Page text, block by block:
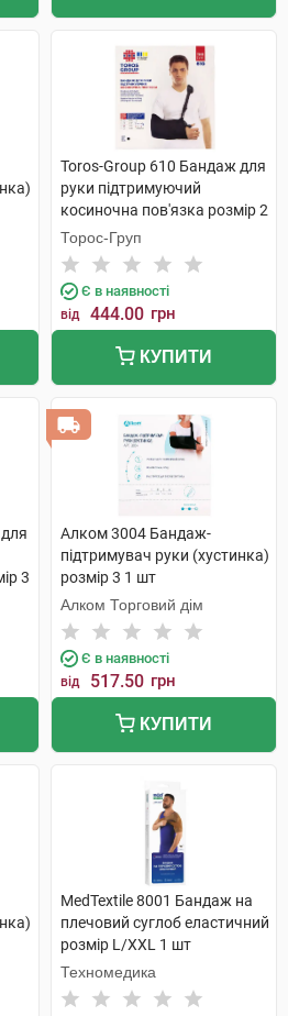
Toros-Group 610 Бандаж для
руки підтримуючий
косиночна пов'язка розмір 2
чорний 1 шт
Торос-Груп
Є в наявності
від 444.00 грн
КУПИТИ
3
Алком 3004 Бандаж-
підтримувач руки (хустинка)
розмір 3 1 шт
Алком Торговий дім
Є в наявності
від 517.50 грн
КУПИТИ
MedTextile 8001 Бандаж на
плечовий суглоб еластичний
розмір L/XXL 1 шт
Техномедика